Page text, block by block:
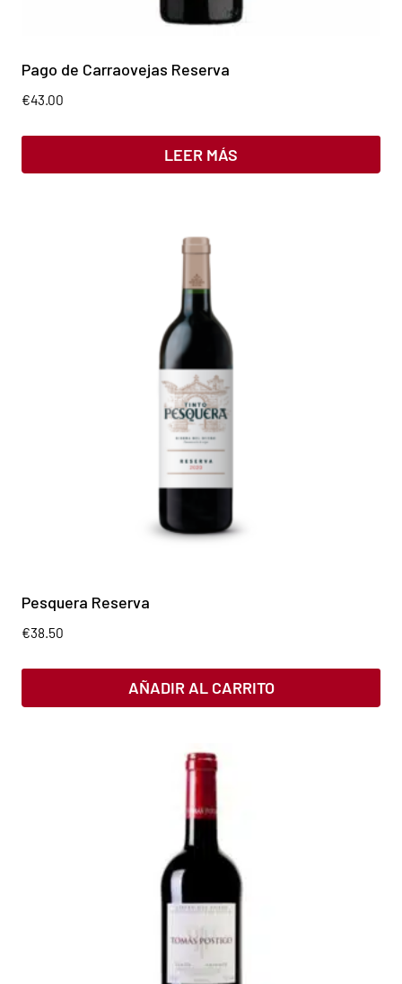
Pago de Carraovejas Reserva
€43.00
LEER MÁS
Pesquera Reserva
€38.50
AÑADIR AL CARRITO